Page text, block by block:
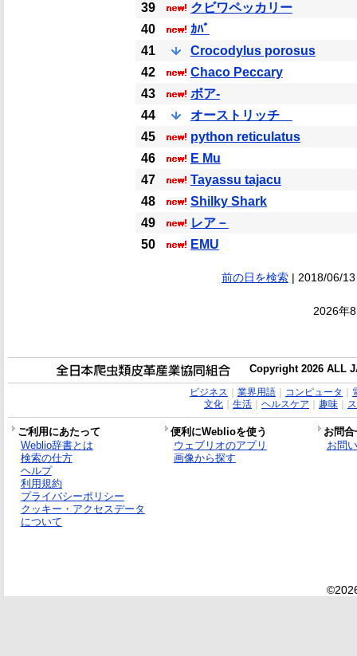
39
クビワペッカリー
40
ｶﾊﾞ
41
Crocodylus porosus
42
Chaco Peccary
43
ボア-
44
オーストリッチ
45
python reticulatus
46
E Mu
47
Tayassu tajacu
48
Shilky Shark
49
レア－
50
EMU
前の日を検索| 2018/06/
2026年
Copyright 2026 ALL
ビジネス 業界用語｜ コンピュータ
文化｜ 生活｜ ヘルスケア 趣味｜
ご利用にあたって 便利にWeblioを使う
お問
Weblio辞書とは
検索の仕方
ヘルプ
利用規約
プライバシーポリシー
クッキー・アクセスデータ
について
ウェブリオのアプリ
画像から探す
お問